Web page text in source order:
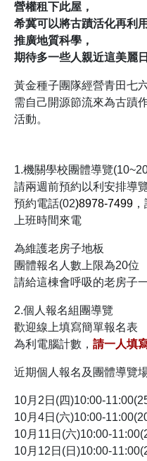
營權租下此屋，
希冀可以將古蹟活化再利
推廣地質科學，
期待多一些人親近這美麗
黃金種子團隊經營青田七
需自己開源節流來為古蹟
活動。
1.機關學校團體導覽
請兩週前預約以利安排導
預約電話(02)8978-7499
上班時間來電
為維護老房子地板
團體報名人數上限為20位
請給這棟會呼吸的老房子
2.個人報名組團導覽
歡迎線上填寫簡單報名表
為利電腦計數， 請一人填
近期個人報名及團體導覽
10月2日(四)10:00-
10月4日(六)10:00-
10月11日(六)10:00-
10月12日(日)10:00-